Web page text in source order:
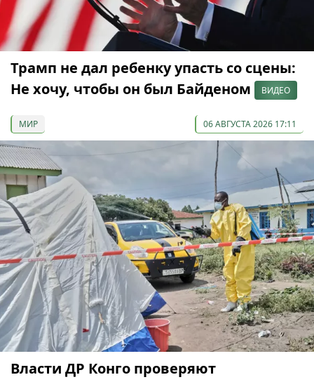
Трамп не дал ребенку упасть со сцены:
Не хочу, чтобы он был Байденом
ВИДЕО
МИР 06 АВГУСТА 2026 17:11
Власти ДР Конго проверяют